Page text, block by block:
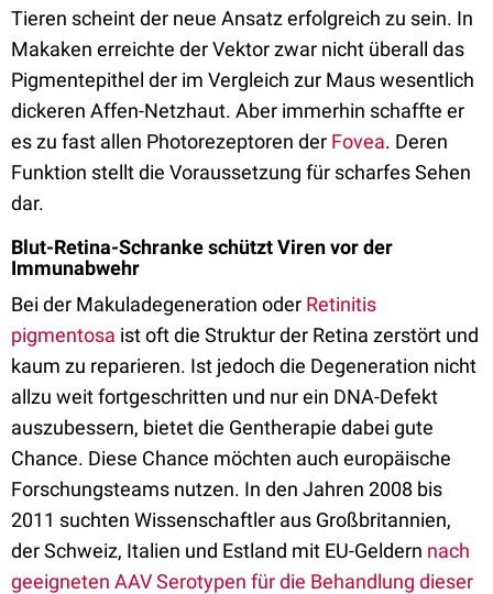
Tieren scheint der neue Ansatz erfolgreich zu sein. In
Makaken erreichte der Vektor zwar nicht überall das
Pigmentepithel der im Vergleich zur Maus wesentlich
dickeren Affen-Netzhaut. Aber immerhin schaffte er
es zu fast allen Photorezeptoren der Fovea. Deren
Funktion stellt die Voraussetzung für scharfes Sehen
dar.
Blut-Retina-Schranke schützt Viren vor der
Immunabwehr
Bei der Makuladegeneration oder Retinitis
pigmentosa ist oft die Struktur der Retina zerstört und
kaum zu reparieren. Ist jedoch die Degeneration nicht
allzu weit fortgeschritten und nur ein DNA-Defekt
auszubessern, bietet die Gentherapie dabei gute
Chance. Diese Chance möchten auch europäische
Forschungsteams nutzen. In den Jahren 2008 bis
2011 suchten Wissenschaftler aus Großbritannien,
der Schweiz, Italien und Estland mit EU-Geldern nach
geeigneten AAV Serotypen für die Behandlung dieser